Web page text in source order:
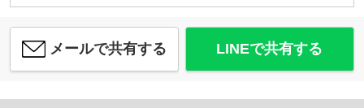
メールで共有する LINEで共有する